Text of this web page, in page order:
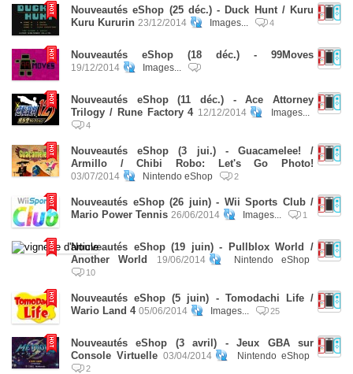
Nouveautés eShop (25 déc.) - Duck Hunt / Kuru
Kuru Kururin 23/12/2014 Images... 4
Nouveautés eShop (18 déc.) - 99Moves
19/12/2014 Images...
Nouveautés eShop (11 déc.) - Ace Attorney
Trilogy / Rune Factory 4 12/12/2014 Images...
4
Nouveautés eShop (3 jui.) - Guacamelee! /
Armillo / Chibi Robo: Let's Go Photo!
03/07/2014 Nintendo eShop 2
Nouveautés eShop (26 juin) - Wii Sports Club /
Mario Power Tennis 26/06/2014 Images... 1
Nouveautés eShop (19 juin) - Pullblox World /
Another World
19/06/2014 Nintendo eShop
10
Nouveautés eShop (5 juin) - Tomodachi Life /
Wario Land 4 05/06/2014 Images... 25
Nouveautés eShop (3 avril) - Jeux GBA sur
Console Virtuelle 03/04/2014 Nintendo eShop
2